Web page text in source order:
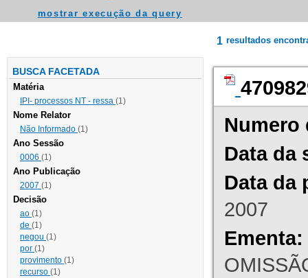
mostrar execução da query
BUSCA FACETADA
Matéria
IPI- processos NT - ressa (1)
Nome Relator
Não Informado (1)
Ano Sessão
0006 (1)
Ano Publicação
2007 (1)
Decisão
ao (1)
de (1)
negou (1)
por (1)
provimento (1)
recurso (1)
1 resultados
Numero
Data da
Data da
2007
Ementa: